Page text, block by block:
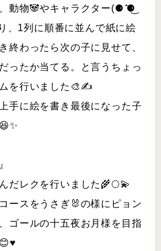
動物🐼やキャラクター(⚈ ̍̑⚈͜
、1列に順番に並んで紙に絵
終わったら次の子に見せて、
ったか当てる。と言うちょっ
を行いました🎨✍
手に絵を書き最後になった子
だレクを行いました🌾🌕💫
ースをうさぎ🐰の様にピョン
ゴールの十五夜お月様を目指